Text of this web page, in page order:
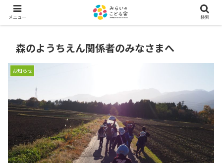
森のようちえん関係者のみなさまへ
お知らせ
メニュー 検索